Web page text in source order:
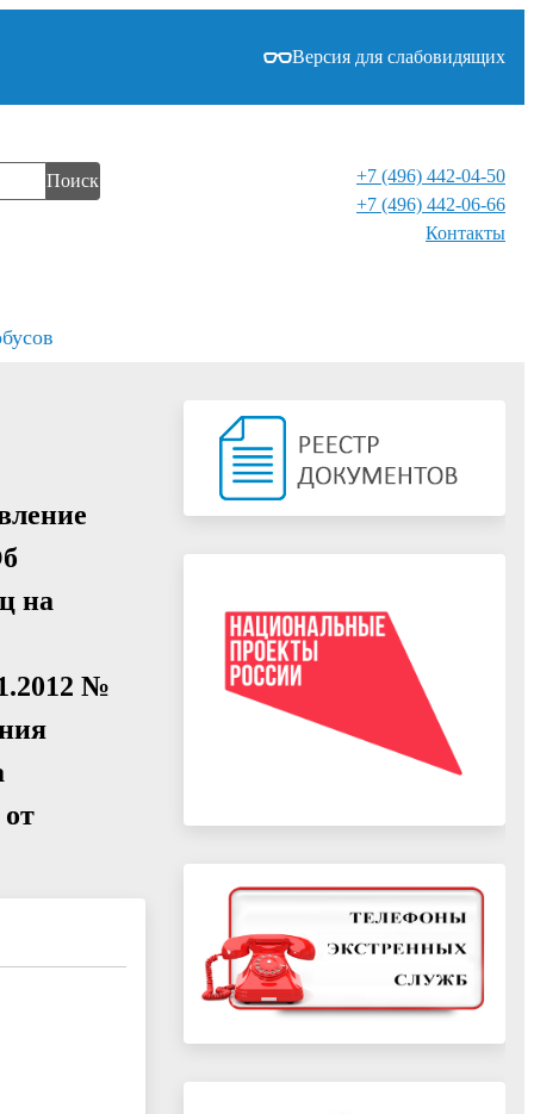
Версия для слабовидящих
Поиск
+7 (496) 442-04-50
+7 (496) 442-06-66
Контакты⁠
на
№